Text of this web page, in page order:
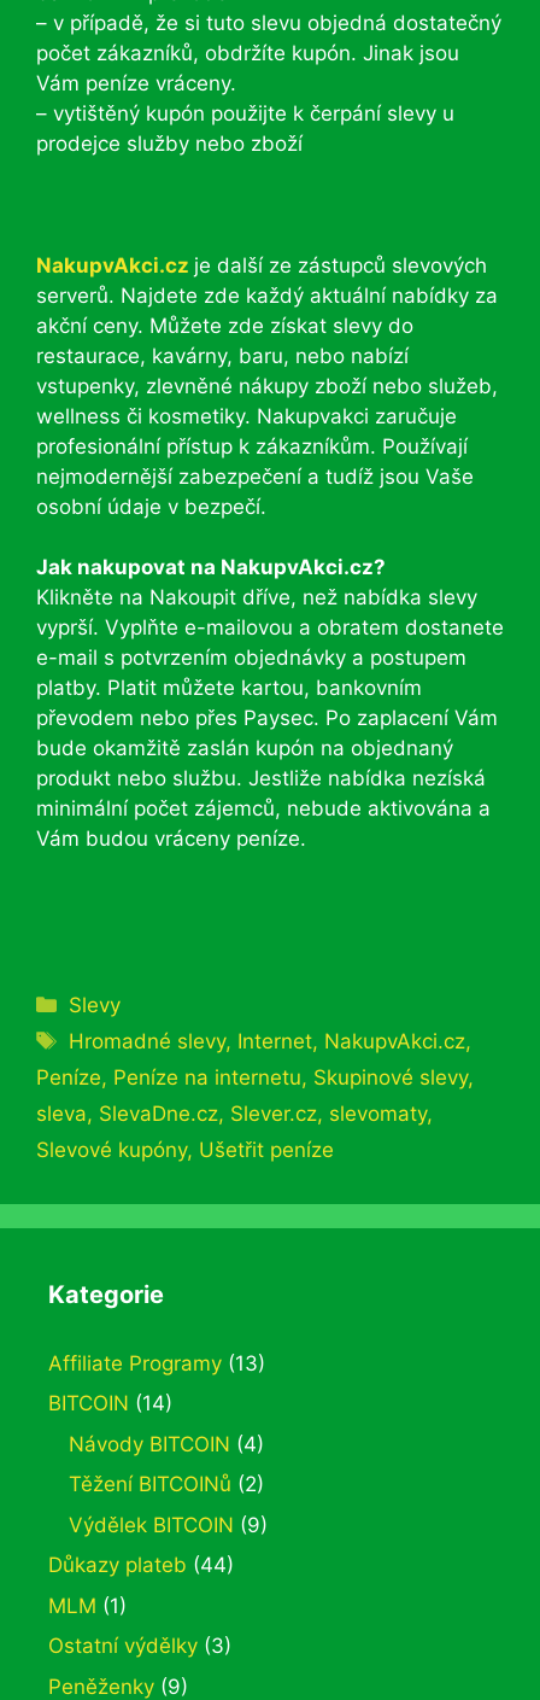
– v případě, že si tuto slevu objedná dostatečný
počet zákazníků, obdržíte kupón. Jinak jsou
Vám peníze vráceny.
– vytištěný kupón použijte k čerpání slevy u
prodejce služby nebo zboží
NakupvAkci.cz je další ze zástupců slevových
serverů. Najdete zde každý aktuální nabídky za
akční ceny. Můžete zde získat slevy do
restaurace, kavárny, baru, nebo nabízí
vstupenky, zlevněné nákupy zboží nebo služeb,
wellness či kosmetiky. Nakupvakci zaručuje
profesionální přístup k zákazníkům. Používají
nejmodernější zabezpečení a tudíž jsou Vaše
osobní údaje v bezpečí.
Jak nakupovat na NakupvAkci.cz?
Klikněte na Nakoupit dříve, než nabídka slevy
vyprší. Vyplňte e-mailovou a obratem dostanete
e-mail s potvrzením objednávky a postupem
platby. Platit můžete kartou, bankovním
převodem nebo přes Paysec. Po zaplacení Vám
bude okamžitě zaslán kupón na objednaný
produkt nebo službu. Jestliže nabídka nezíská
minimální počet zájemců, nebude aktivována a
Vám budou vráceny peníze.
Rubriky
Slevy
Štítky
Hromadné slevy, Internet, NakupvAkci.cz,
Peníze, Peníze na internetu, Skupinové slevy,
sleva, SlevaDne.cz, Slever.cz, slevomaty,
Slevové kupóny, Ušetřit peníze
Kategorie
Affiliate Programy (13)
BITCOIN (14)
Návody BITCOIN (4)
Těžení BITCOINů (2)
Výdělek BITCOIN (9)
Důkazy plateb (44)
MLM (1)
Ostatní výdělky (3)
Peněženky (9)